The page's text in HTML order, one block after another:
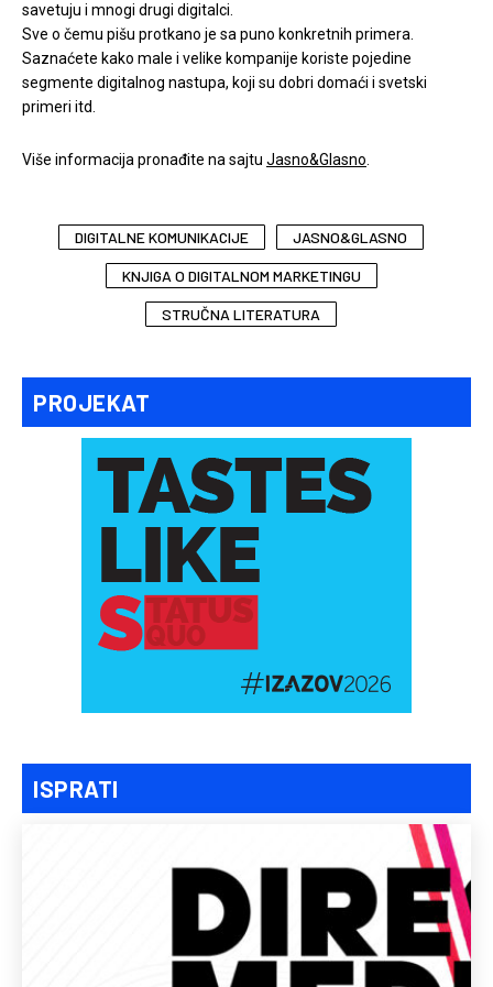
PROJEKAT
ISPRATI
savetuju i mnogi drugi digitalci.
Sve o čemu pišu protkano je sa puno konkretnih primera.
Saznaćete kako male i velike kompanije koriste pojedine
segmente digitalnog nastupa, koji su dobri domaći i svetski
primeri itd.
Više informacija pronađite na sajtu Jasno&Glasno.
DIGITALNE KOMUNIKACIJE JASNO&GLASNO
KNJIGA O DIGITALNOM MARKETINGU
STRUČNA LITERATURA